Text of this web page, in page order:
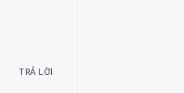
TRẢ LỜI